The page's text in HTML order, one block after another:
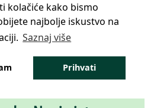
kolačiće kako bismo
najbolje iskustvo na
Saznaj više
Prihvati